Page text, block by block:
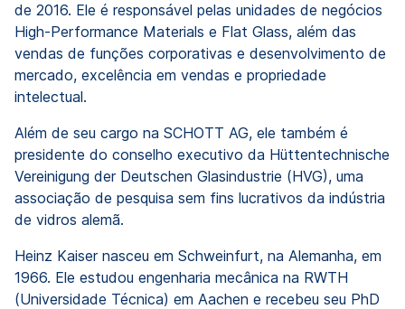
de 2016. Ele é responsável pelas unidades de negócios
High-Performance Materials e Flat Glass, além das
vendas de funções corporativas e desenvolvimento de
mercado, excelência em vendas e propriedade
intelectual.
Além de seu cargo na SCHOTT AG, ele também é
presidente do conselho executivo da Hüttentechnische
Vereinigung der Deutschen Glasindustrie (HVG), uma
associação de pesquisa sem fins lucrativos da indústria
de vidros alemã.
Heinz Kaiser nasceu em Schweinfurt, na Alemanha, em
1966. Ele estudou engenharia mecânica na RWTH
(Universidade Técnica) em Aachen e recebeu seu PhD